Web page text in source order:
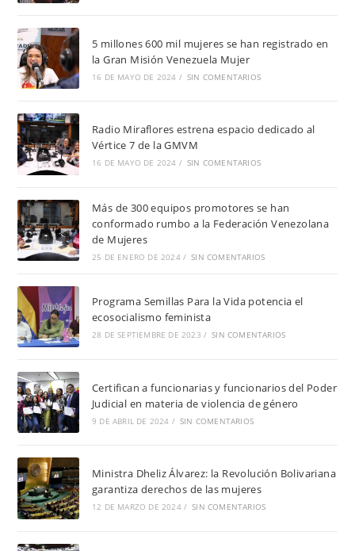
5 millones 600 mil mujeres se han registrado en
la Gran Misión Venezuela Mujer
16 DE MAYO DE 2024 / SIN COMENTARIOS
Radio Miraflores estrena espacio dedicado al
Vértice 7 de la GMVM
16 DE MAYO DE 2024 / SIN COMENTARIOS
Más de 300 equipos promotores se han
conformado rumbo a la Federación Venezolana
de Mujeres
25 DE ENERO DE 2024 / SIN COMENTARIOS
Programa Semillas Para la Vida potencia el
ecosocialismo feminista
28 DE SEPTIEMBRE DE 2023 / SIN COMENTARIOS
Certifican a funcionarias y funcionarios del Poder
Judicial en materia de violencia de género
9 DE ABRIL DE 2024 / SIN COMENTARIOS
Ministra Dheliz Álvarez: la Revolución Bolivariana
garantiza derechos de las mujeres
12 DE MARZO DE 2024 / SIN COMENTARIOS